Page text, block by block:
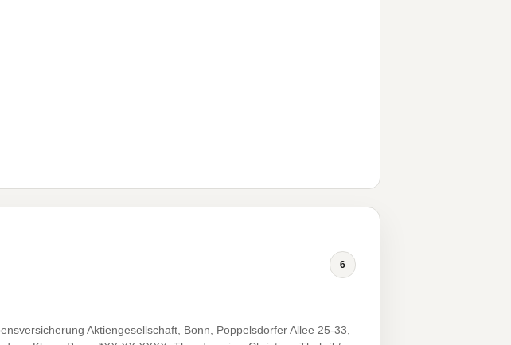
6
Aktiengesellschaft, Bonn, Poppelsdorfer Allee 25-33,